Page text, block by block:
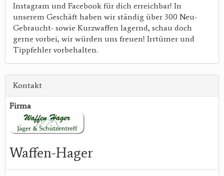
Instagram und Facebook für dich erreichbar! In
unserem Geschäft haben wir ständig über 300 Neu-
Gebraucht- sowie Kurzwaffen lagernd, schau doch
gerne vorbei, wir würden uns freuen! Irrtümer und
Tippfehler vorbehalten.
Kontakt
Firma
Waffen-Hager